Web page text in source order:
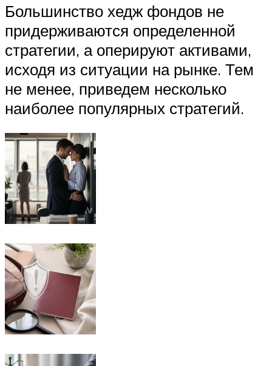
Большинство хедж фондов не
придерживаются определенной
стратегии, а оперируют активами,
исходя из ситуации на рынке. Тем
не менее, приведем несколько
наиболее популярных стратегий.